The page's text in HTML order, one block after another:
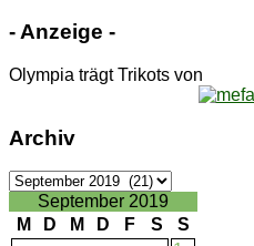
- An­zei­ge -
Olympia trägt Trikots von
Ar­chiv
Ar­
chivSeptember 2019
M
D M D F S
S